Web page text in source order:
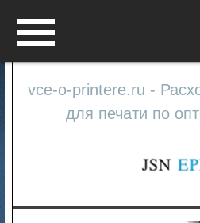
vce-o-printere.ru -
для печати по